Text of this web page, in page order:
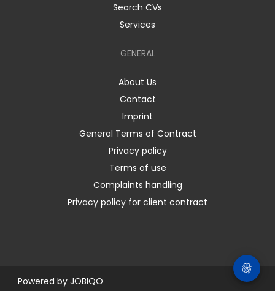
Search CVs
Services
GENERAL
About Us
Contact
Imprint
General Terms of Contract
Privacy policy
Terms of use
Complaints handling
Privacy policy for client contract
Powered by JOBIQO